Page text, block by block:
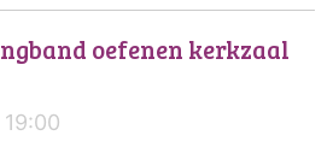
oefenen kerkzaal